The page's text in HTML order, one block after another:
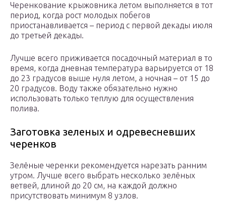
Черенкование крыжовника летом выполняется в тот
период, когда рост молодых побегов
приостанавливается – период с первой декады июля
до третьей декады.
Лучше всего приживается посадочный материал в то
время, когда дневная температура варьируется от 18
до 23 градусов выше нуля летом, а ночная – от 15 до
20 градусов. Воду также обязательно нужно
использовать только теплую для осуществления
полива.
Заготовка зеленых и одревесневших
черенков
Зелёные черенки рекомендуется нарезать ранним
утром. Лучше всего выбрать несколько зелёных
ветвей, длиной до 20 см, на каждой должно
присутствовать минимум 8 узлов.